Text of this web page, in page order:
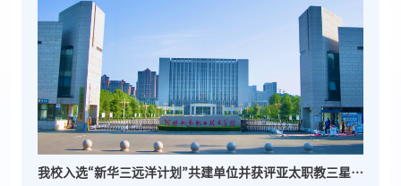
我校入选“新华三远洋计划”共建单位并获评亚太职教三星院